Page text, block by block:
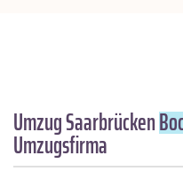
Umzug Saarbrücken
Umzugsfirma